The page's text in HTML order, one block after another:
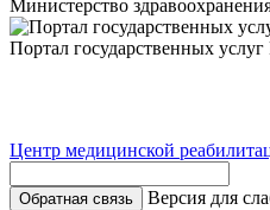
Министерство
Портал государственных
Центр медицинской
Обратная связь
Версия для